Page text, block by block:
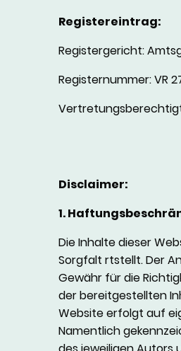
Registereintrag:
Registergericht:
Registernummer: VR
Disclaimer:
1.
Die Inhalte dieser
Sorgfalt rtstellt. Der
Gewähr für die
der bereitgestellten
Website erfolgt auf
Namentlich